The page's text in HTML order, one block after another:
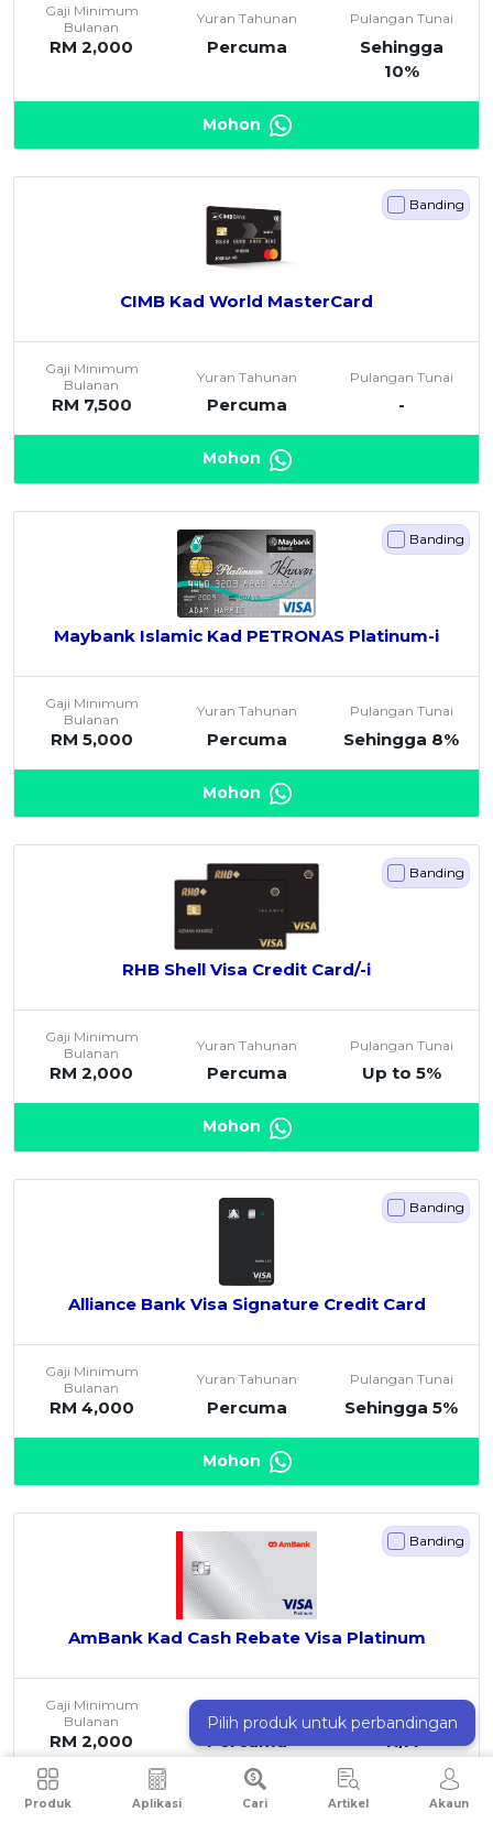
Produk Aplikasi Cari Artikel Akaun
Gaji Minimum
Bulanan
RM 2,000
Yuran Tahunan
Percuma
Pulangan Tunai
Sehingga
10%
Mohon
Banding
CIMB Kad World MasterCard
Gaji Minimum
Bulanan
RM 7,500
Yuran Tahunan
Percuma
Pulangan Tunai
-
Mohon
Banding
Maybank Islamic Kad PETRONAS Platinum-i
Gaji Minimum
Bulanan
RM 5,000
Yuran Tahunan
Percuma
Pulangan Tunai
Sehingga 8%
Mohon
Banding
RHB Shell Visa Credit Card/-i
Gaji Minimum
Bulanan
RM 2,000
Yuran Tahunan
Percuma
Pulangan Tunai
Up to 5%
Mohon
Banding
Alliance Bank Visa Signature Credit Card
Gaji Minimum
Bulanan
RM 4,000
Yuran Tahunan
Percuma
Pulangan Tunai
Sehingga 5%
Mohon
Banding
AmBank Kad Cash Rebate Visa Platinum
Gaji Minimum
Bulanan
RM 2,000
Yuran Tahunan
Percuma
Pulangan Tunai
N/A
Mohon
Pilih produk untuk perbandingan